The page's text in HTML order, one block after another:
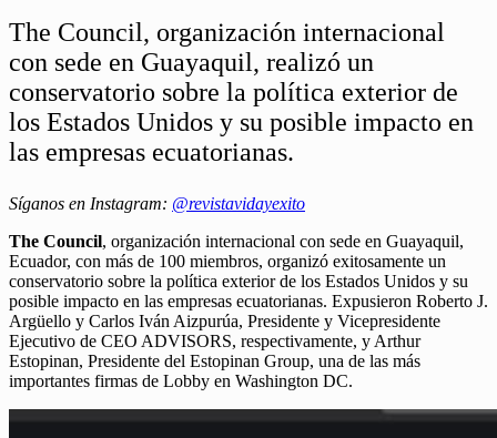
The Council, organización internacional
con sede en Guayaquil, realizó un
conservatorio sobre la política exterior de
los Estados Unidos y su posible impacto en
las empresas ecuatorianas.
Síganos en Instagram: @revistavidayexito
The Council, organización internacional con sede en Guayaquil,
Ecuador, con más de 100 miembros, organizó exitosamente un
conservatorio sobre la política exterior de los Estados Unidos y su
posible impacto en las empresas ecuatorianas. Expusieron Roberto J.
Argüello y Carlos Iván Aizpurúa, Presidente y Vicepresidente
Ejecutivo de CEO ADVISORS, respectivamente, y Arthur
Estopinan, Presidente del Estopinan Group, una de las más
importantes firmas de Lobby en Washington DC.